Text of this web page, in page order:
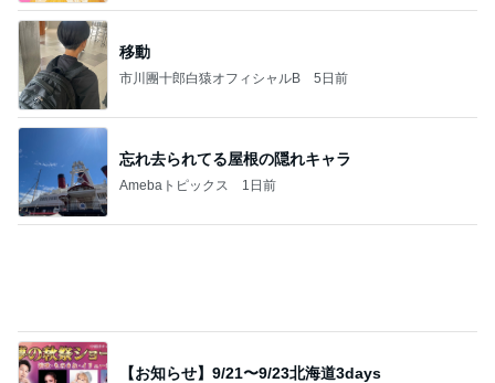
移動
市川團十郎白猿オフィシャルB 5日前
忘れ去られてる屋根の隠れキャラ
Amebaトピックス 1日前
【お知らせ】9/21〜9/23北海道3days